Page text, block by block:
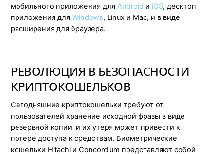
мобильного приложения для Android и iOS, десктоп
приложения дляWindows, Linux и Mac, и в виде
расширения для браузера.
РЕВОЛЮЦИЯ В БЕЗОПАСНОСТИ
КРИПТОКОШЕЛЬКОВ
Сегодняшние криптокошельки требуют от
пользователей хранение исходной фразы в виде
резервной копии, и их утеря может привести к
потере доступа к средствам. Биометрические
кошельки Hitachi и Concordium представляют собой